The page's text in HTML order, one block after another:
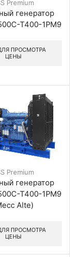
Premium
генератор
Т400-1РМ9
ПРОСМОТРА
ЦЕНЫ
Premium
генератор
Т400-1РМ9
Alte)
ПРОСМОТРА
ЦЕНЫ